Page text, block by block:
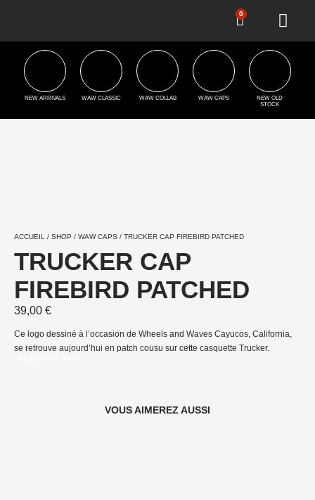
0
NEW ARRIVALS WAW CLASSIC WAW COLLAB WAW CAPS
NEW OLD
STOCK
ACCUEIL / SHOP / WAW CAPS / TRUCKER CAP FIREBIRD PATCHED
TRUCKER CAP
FIREBIRD PATCHED
39,00 €
Ce logo dessiné à l’occasion de Wheels and Waves Cayucos, California,
se retrouve aujourd’hui en patch cousu sur cette casquette Trucker.
VOUS AIMEREZ AUSSI